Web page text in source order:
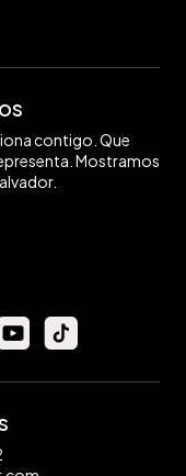
contigo. Que
Mostramos